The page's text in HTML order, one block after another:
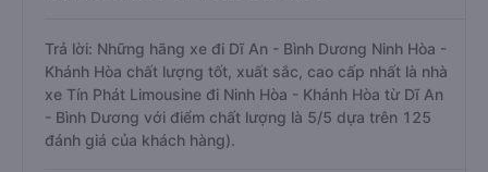
Trả lời: Những hãng xe đi Dĩ An - Bình Dương Ninh Hòa -
Khánh Hòa chất lượng tốt, xuất sắc, cao cấp nhất là nhà
xe Tín Phát Limousine đi Ninh Hòa - Khánh Hòa từ Dĩ An
- Bình Dương với điểm chất lượng là 5/5 dựa trên 125
đánh giá của khách hàng).